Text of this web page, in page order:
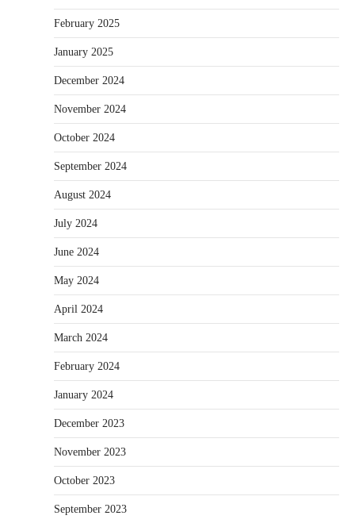
February 2025
January 2025
December 2024
November 2024
October 2024
September 2024
August 2024
July 2024
June 2024
May 2024
April 2024
March 2024
February 2024
January 2024
December 2023
November 2023
October 2023
September 2023